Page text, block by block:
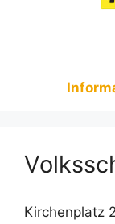
Kirchenplatz